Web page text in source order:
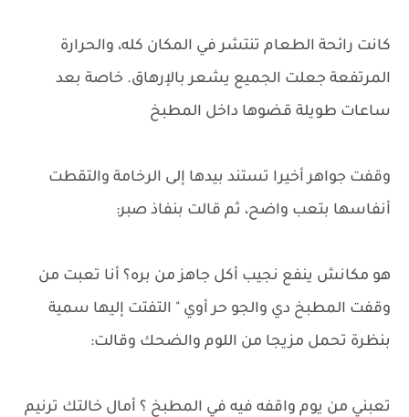
كانت رائحة الطعام تنتشر في المكان كله، والحرارة
المرتفعة جعلت الجميع يشعر بالإرهاق. خاصة بعد
ساعات طويلة قضوها داخل المطبخ
وقفت جواهر أخيرا تستند بيدها إلى الرخامة والتقطت
أنفاسها بتعب واضح، ثم قالت بنفاذ صبر:
هو مكانش ينفع نجيب أكل جاهز من بره؟ أنا تعبت من
وقفت المطبخ دي والجو حر أوي " التفتت إليها سمية
بنظرة تحمل مزيجا من اللوم والضحك وقالت:
تعبني من يوم واقفه فيه في المطبخ ؟ أمال خالتك ترنيم